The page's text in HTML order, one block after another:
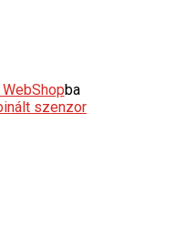
WebShopba
szenzor